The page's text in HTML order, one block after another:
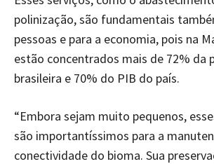
polinização, são fundamentais
pessoas e para a economia, pois na
estão concentrados mais de 72% da
brasileira e 70% do PIB do país.
“Embora sejam muito pequenos,
são importantíssimos para a
conectividade do bioma. Sua